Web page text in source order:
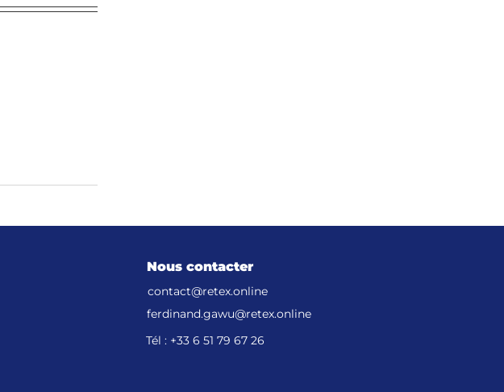
Voir tout
Nous contacter
contact@retex.online
ferdinand.gawu@retex.online
Tél : +33 6 51 79 67 26